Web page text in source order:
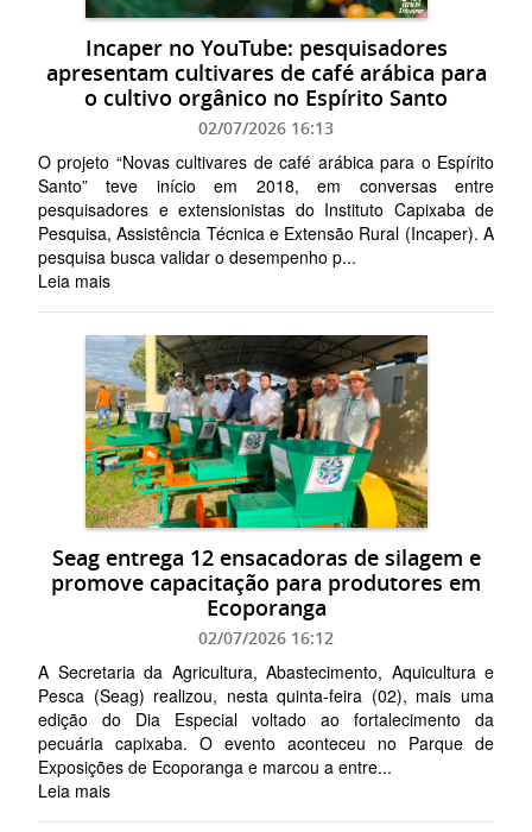
Incaper no YouTube: pesquisadores
apresentam cultivares de café arábica para
o cultivo orgânico no Espírito Santo
02/07/2026 16:13
O projeto “Novas cultivares de café arábica para o Espírito
Santo” teve início em 2018, em conversas entre
pesquisadores e extensionistas do Instituto Capixaba de
Pesquisa, Assistência Técnica e Extensão Rural (Incaper). A
pesquisa busca validar o desempenho p...
Leia mais
Seag entrega 12 ensacadoras de silagem e
promove capacitação para produtores em
Ecoporanga
02/07/2026 16:12
A Secretaria da Agricultura, Abastecimento, Aquicultura e
Pesca (Seag) realizou, nesta quinta-feira (02), mais uma
edição do Dia Especial voltado ao fortalecimento da
pecuária capixaba. O evento aconteceu no Parque de
Exposições de Ecoporanga e marcou a entre...
Leia mais